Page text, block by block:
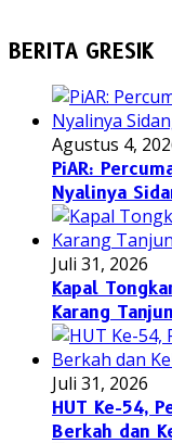
BERITA GRESIK
Agustus 4,
PiAR:
Nyalinya
Juli 31, 2026
Kapal
Karang
Juli 31, 2026
HUT Ke-54,
Berkah dan